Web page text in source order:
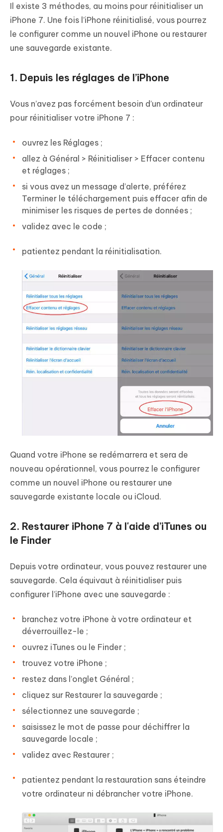
Il existe 3 méthodes, au moins pour réinitialiser un
iPhone 7. Une fois l’iPhone réinitialisé, vous pourrez
le configurer comme un nouvel iPhone ou restaurer
une sauvegarde existante.
1. Depuis les réglages de l’iPhone
Vous n’avez pas forcément besoin d’un ordinateur
pour réinitialiser votre iPhone 7 :
ouvrez les Réglages ;
allez à Général > Réinitialiser > Effacer contenu
et réglages ;
si vous avez un message d’alerte, préférez
Terminer le téléchargement puis effacer afin de
minimiser les risques de pertes de données ;
validez avec le code ;
patientez pendant la réinitialisation.
Quand votre iPhone se redémarrera et sera de
nouveau opérationnel, vous pourrez le configurer
comme un nouvel iPhone ou restaurer une
sauvegarde existante locale ou iCloud.
2. Restaurer iPhone 7 à l'aide d’iTunes ou
le Finder
Depuis votre ordinateur, vous pouvez restaurer une
sauvegarde. Cela équivaut à réinitialiser puis
configurer l’iPhone avec une sauvegarde :
branchez votre iPhone à votre ordinateur et
déverrouillez-le ;
ouvrez iTunes ou le Finder ;
trouvez votre iPhone ;
restez dans l’onglet Général ;
cliquez sur Restaurer la sauvegarde ;
sélectionnez une sauvegarde ;
saisissez le mot de passe pour déchiffrer la
sauvegarde locale ;
validez avec Restaurer ;
patientez pendant la restauration sans éteindre
votre ordinateur ni débrancher votre iPhone.